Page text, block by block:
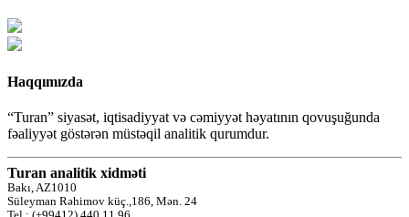
Haqqımızda
“Turan” siyasət, iqtisadiyyat və cəmiyyət həyatının qovuşuğunda
fəaliyyət göstərən müstəqil analitik qurumdur.
Turan analitik xidməti
Bakı, AZ1010
Süleyman Rəhimov küç.,186, Mən. 24